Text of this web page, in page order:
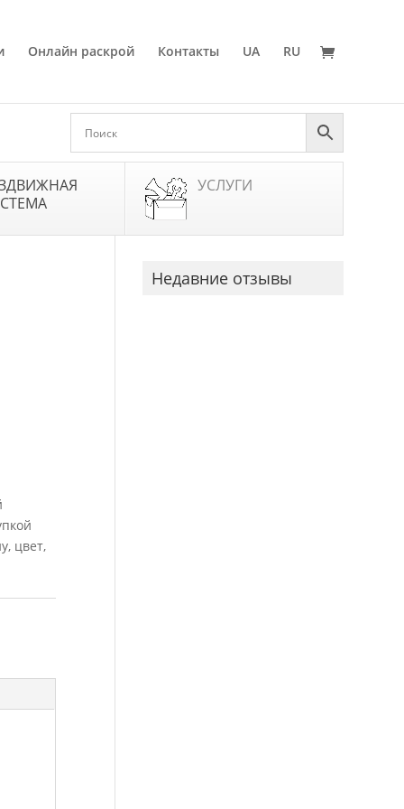
Онлайн раскрой Контакты UA RU
УСЛУГИ
цвет,
Недавние отзывы